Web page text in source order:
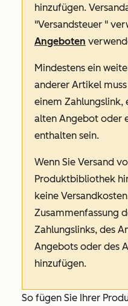
hinzufügen.
"Versandsteuer "
Angeboten
Mindestens ein
anderer Artikel
einem Zahlungslink,
alten Angebot oder
enthalten sein.
Wenn Sie Versand
Produktbibliothek
keine
Zusammenfassung
Zahlungslinks, des
Angebots oder des
hinzufügen.
So fügen Sie Ihrer